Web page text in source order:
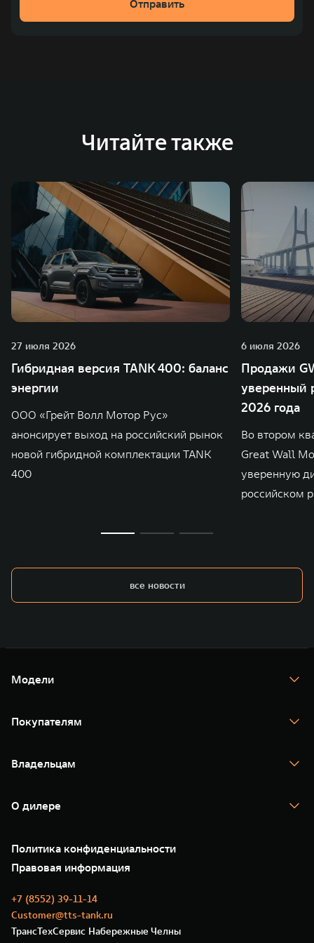
место по объёмам продаж пикапов в Китае. На
зарубежных – в России, Таиланде, Бразилии и Индии, а
Отправить
Читайте также
27 июля 2026
Гибридная версия TANK 400: баланс
энергии
ООО «Грейт Волл Мотор Рус»
анонсирует выход на российский рынок
новой гибридной комплектации TANK
400
6 июля 2026
Продажи
уверенный
2026 года
Во втором
Great Wall
уверенную
российском
все новости
Модели
TANK 400
TANK 500
Покупателям
Тест-драйв
TANK Финансы
Корпоративным клиентам
Зарядные станции
Владельцам
Помощь на дороге
Новые цифровые сервисы TANK
Сервис
Нулевое ТО
Моторные масла
О дилере
35 лет GWM
GWM ТЕХ ДЕНЬ
Новости
Политика конфиденциальности
Правовая информация
+7 (8552) 39-11-14
Customer@tts-tank.ru
ТрансТехСервис Набережные Челны